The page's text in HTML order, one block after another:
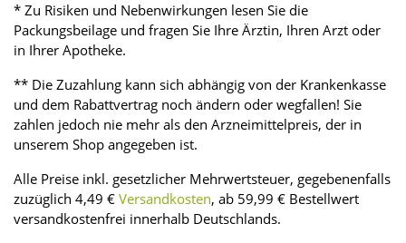
* Zu Risiken und Nebenwirkungen lesen Sie die
Packungsbeilage und fragen Sie Ihre Ärztin, Ihren Arzt oder
in Ihrer Apotheke.
** Die Zuzahlung kann sich abhängig von der Krankenkasse
und dem Rabattvertrag noch ändern oder wegfallen! Sie
zahlen jedoch nie mehr als den Arzneimittelpreis, der in
unserem Shop angegeben ist.
Alle Preise inkl. gesetzlicher Mehrwertsteuer, gegebenenfalls
zuzüglich 4,49 € Versandkosten, ab 59,99 € Bestellwert
versandkostenfrei innerhalb Deutschlands.